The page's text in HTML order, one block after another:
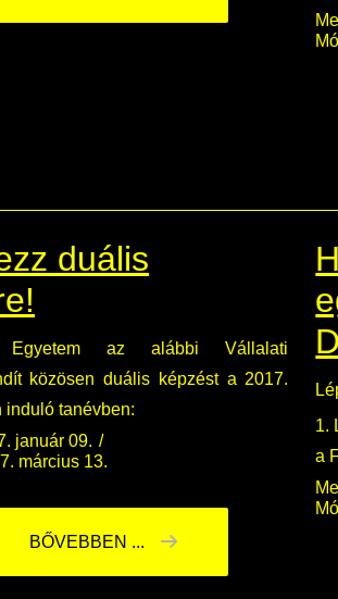
duális
Egyetem az alábbi Vállalati
közösen duális képzést a 2017.
induló tanévben:
január 09.
március 13.
BŐVEBBEN ...
1.
a